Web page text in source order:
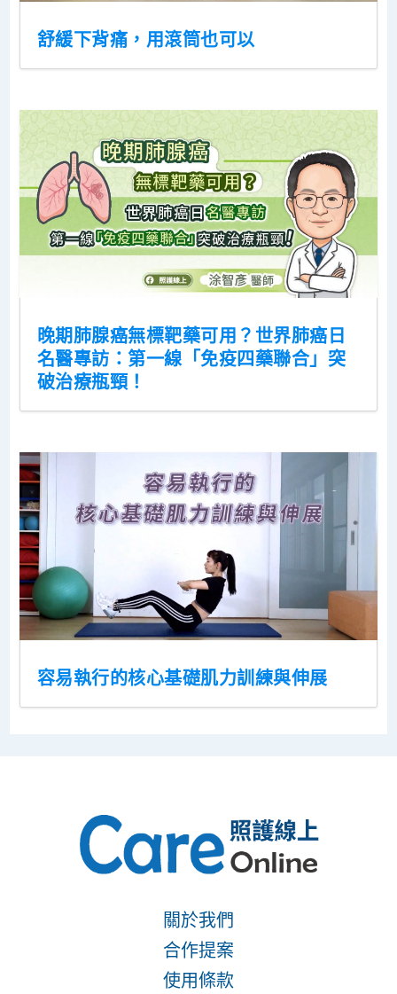
舒緩下背痛，用滾筒也可以
晚期肺腺癌無標靶藥可用？世界肺癌日
名醫專訪：第一線「免疫四藥聯合」突
破治療瓶頸！
容易執行的核心基礎肌力訓練與伸展
關於我們
合作提案
使用條款